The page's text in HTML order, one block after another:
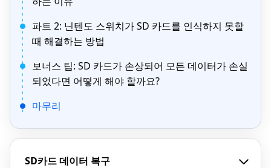
파트 2: 닌텐도 스위치가 SD 카드를 인식하지 못할
때 해결하는 방법
보너스 팁: SD 카드가 손상되어 모든 데이터가 손실
되었다면 어떻게 해야 할까요?
마무리
SD카드 데이터 복구